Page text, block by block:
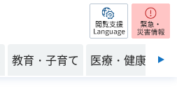
閲覧支援
教育・子育て 医療・健康・福